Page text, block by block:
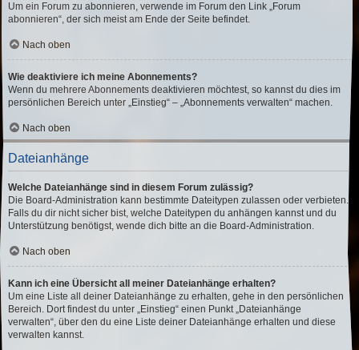
Um ein Forum zu abonnieren, verwende im Forum den Link „Forum
abonnieren“, der sich meist am Ende der Seite befindet.
Nach oben
Wie deaktiviere ich meine Abonnements?
Wenn du mehrere Abonnements deaktivieren möchtest, so kannst du dies im
persönlichen Bereich unter „Einstieg“ – „Abonnements verwalten“ machen.
Nach oben
Dateianhänge
Welche Dateianhänge sind in diesem Forum zulässig?
Die Board-Administration kann bestimmte Dateitypen zulassen oder verbieten.
Falls du dir nicht sicher bist, welche Dateitypen du anhängen kannst und du
Unterstützung benötigst, wende dich bitte an die Board-Administration.
Nach oben
Kann ich eine Übersicht all meiner Dateianhänge erhalten?
Um eine Liste all deiner Dateianhänge zu erhalten, gehe in den persönlichen
Bereich. Dort findest du unter „Einstieg“ einen Punkt „Dateianhänge
verwalten“, über den du eine Liste deiner Dateianhänge erhalten und diese
verwalten kannst.